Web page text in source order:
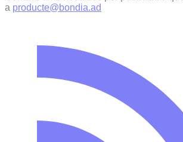
a producte@bondia.ad